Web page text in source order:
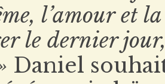
l’amour et
le dernier
Daniel